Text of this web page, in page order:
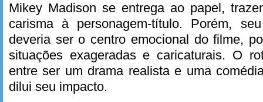
Mikey Madison se entrega ao papel,
carisma à personagem-título. Porém,
deveria ser o centro emocional do filme,
situações exageradas e caricaturais. O
entre ser um drama realista e uma
dilui seu impacto.